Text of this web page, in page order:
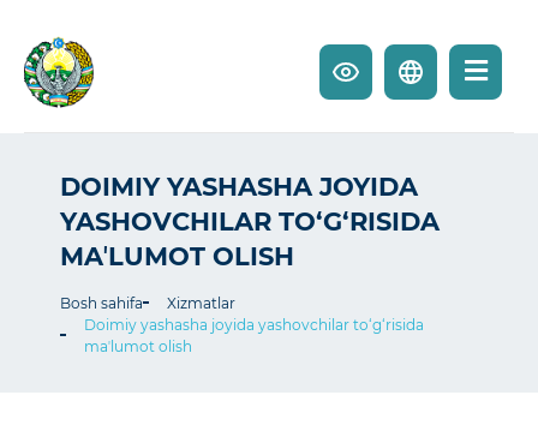
DOIMIY YASHASHA JOYIDA
YASHOVCHILAR TO‘G‘RISIDA
MAʼLUMOT OLISH
Bosh sahifa
Xizmatlar
Doimiy yashasha joyida yashovchilar to‘g‘risida
maʼlumot olish